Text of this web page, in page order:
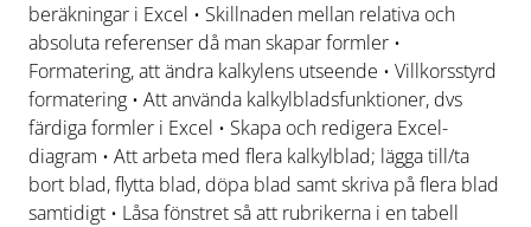
beräkningar i Excel • Skillnaden mellan relativa och
absoluta referenser då man skapar formler •
Formatering, att ändra kalkylens utseende • Villkorsstyrd
formatering • Att använda kalkylbladsfunktioner, dvs
färdiga formler i Excel • Skapa och redigera Excel-
diagram • Att arbeta med flera kalkylblad; lägga till/ta
bort blad, flytta blad, döpa blad samt skriva på flera blad
samtidigt • Låsa fönstret så att rubrikerna i en tabell